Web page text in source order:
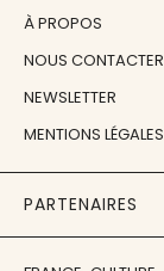
À PROPOS
NOUS CONTACTER
NEWSLETTER
MENTIONS LÉGALES
PARTENAIRES